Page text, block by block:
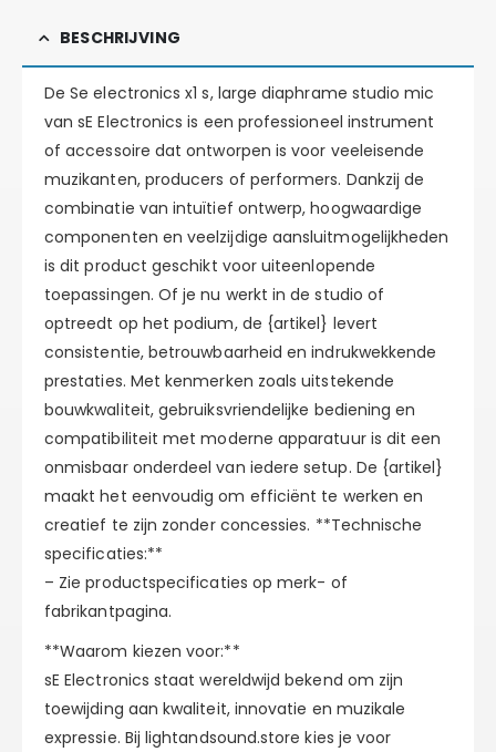
BESCHRIJVING
De Se electronics x1 s, large diaphrame studio mic
van sE Electronics is een professioneel instrument
of accessoire dat ontworpen is voor veeleisende
muzikanten, producers of performers. Dankzij de
combinatie van intuïtief ontwerp, hoogwaardige
componenten en veelzijdige aansluitmogelijkheden
is dit product geschikt voor uiteenlopende
toepassingen. Of je nu werkt in de studio of
optreedt op het podium, de {artikel} levert
consistentie, betrouwbaarheid en indrukwekkende
prestaties. Met kenmerken zoals uitstekende
bouwkwaliteit, gebruiksvriendelijke bediening en
compatibiliteit met moderne apparatuur is dit een
onmisbaar onderdeel van iedere setup. De {artikel}
maakt het eenvoudig om efficiënt te werken en
creatief te zijn zonder concessies. **Technische
specificaties:**
– Zie productspecificaties op merk- of
fabrikantpagina.
**Waarom kiezen voor:**
sE Electronics staat wereldwijd bekend om zijn
toewijding aan kwaliteit, innovatie en muzikale
expressie. Bij lightandsound.store kies je voor